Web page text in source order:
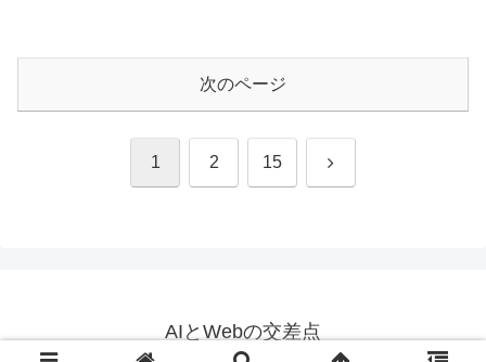
次のページ
1 2 15 次
AIとWebの交差点